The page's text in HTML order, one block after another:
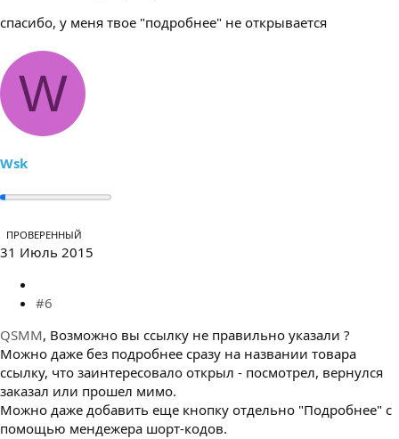
спасибо, у меня твое "подробнее" не открывается
W
Wsk
ПРОВЕРЕННЫЙ
31 Июль 2015
#6
QSMM, Возможно вы ссылку не правильно указали ?
Можно даже без подробнее сразу на названии товара
ссылку, что заинтересовало открыл - посмотрел, вернулся
заказал или прошел мимо.
Можно даже добавить еще кнопку отдельно "Подробнее" с
помощью мендежера шорт-кодов.